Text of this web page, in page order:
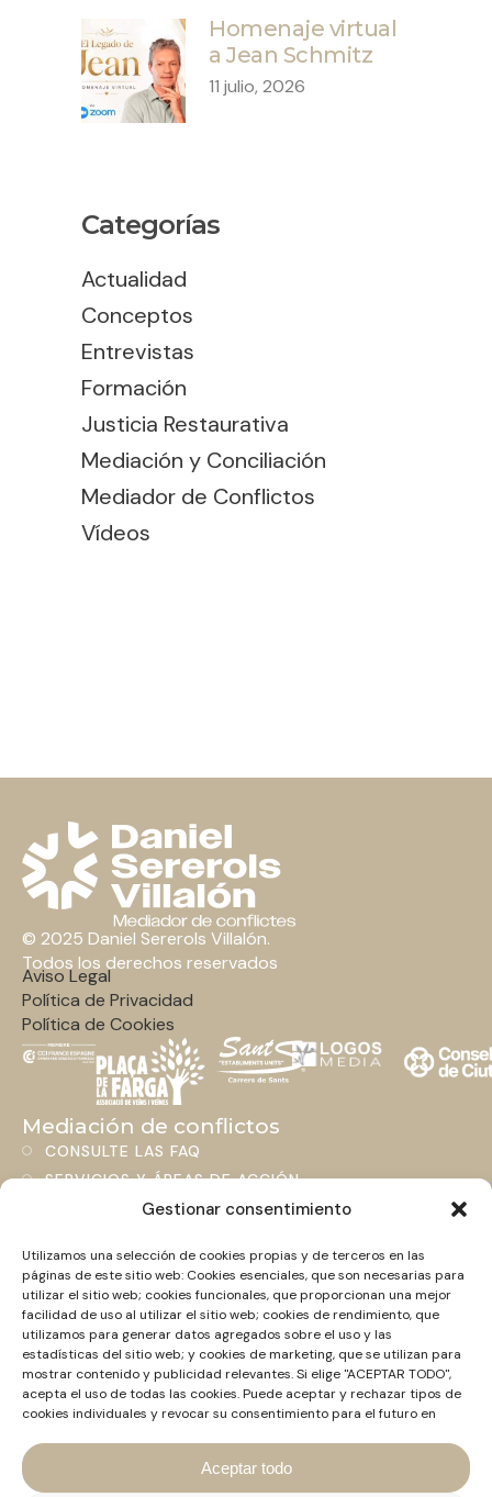
Gestionar consentimiento
Utilizamos una selección de cookies propias y de terceros en las
páginas de este sitio web: Cookies esenciales, que son necesarias para
utilizar el sitio web; cookies funcionales, que proporcionan una mejor
facilidad de uso al utilizar el sitio web; cookies de rendimiento, que
utilizamos para generar datos agregados sobre el uso y las
estadísticas del sitio web; y cookies de marketing, que se utilizan para
mostrar contenido y publicidad relevantes. Si elige "ACEPTAR TODO",
acepta el uso de todas las cookies. Puede aceptar y rechazar tipos de
cookies individuales y revocar su consentimiento para el futuro en
Aceptar todo
Homenaje virtual
a Jean Schmitz
11 julio, 2026
Categorías
Actualidad
Conceptos
Entrevistas
Formación
Justicia Restaurativa
Mediación y Conciliación
Mediador de Conflictos
Vídeos
© 2025 Daniel Sererols Villalón.
Todos los derechos reservados
Aviso Legal
Política de Privacidad
Política de Cookies
Mediación de conflictos
CONSULTE LAS FAQ
SERVICIOS Y ÁREAS DE ACCIÓN
Contacto
+34 661 463 306
HOLA@MEDIADORCONFLICTOS.COM
LINKEDIN
Normativa vigente
NORMATIVA CATALANA
NORMATIVA ESTATAL
NORMATIVA INTERNACIONAL
NOVEDAD NORMATIVA ESTATAL